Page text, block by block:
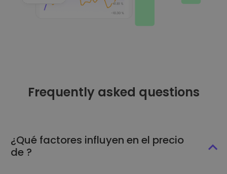
Frequently asked questions
¿Qué factores influyen en el precio
de ?